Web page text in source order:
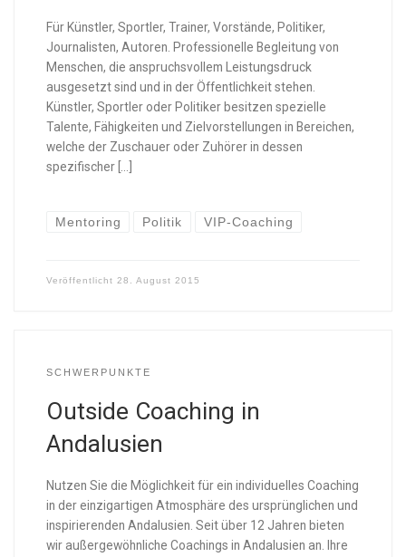
Für Künstler, Sportler, Trainer, Vorstände, Politiker,
Journalisten, Autoren. Professionelle Begleitung von
Menschen, die anspruchsvollem Leistungsdruck
ausgesetzt sind und in der Öffentlichkeit stehen.
Künstler, Sportler oder Politiker besitzen spezielle
Talente, Fähigkeiten und Zielvorstellungen in Bereichen,
welche der Zuschauer oder Zuhörer in dessen
spezifischer […]
Mentoring Politik VIP-Coaching
Veröffentlicht 28. August 2015
SCHWERPUNKTE
Outside Coaching in
Andalusien
Nutzen Sie die Möglichkeit für ein individuelles Coaching
in der einzigartigen Atmosphäre des ursprünglichen und
inspirierenden Andalusien. Seit über 12 Jahren bieten
wir außergewöhnliche Coachings in Andalusien an. Ihre